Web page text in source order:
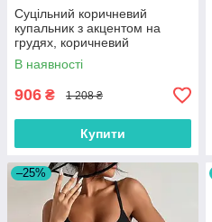
Суцільний коричневий
купальник з акцентом на
грудях, коричневий
В наявності
906 ₴ 1 208 ₴
Купити
–25%